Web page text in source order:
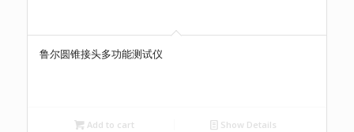
鲁尔圆锥接头多功能测试仪
Add to cart Show Details